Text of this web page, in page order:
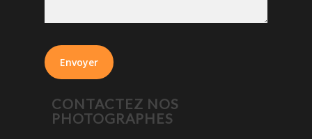
CONTACTEZ NOS
PHOTOGRAPHES